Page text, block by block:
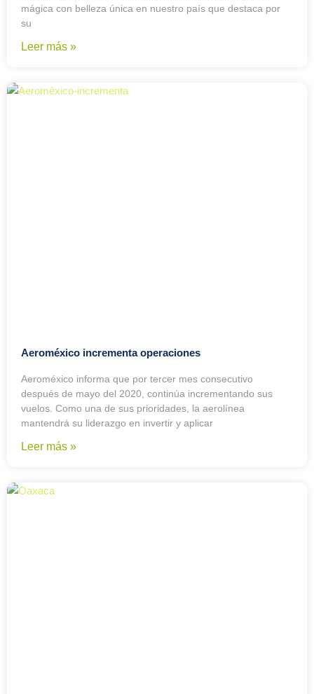
mágica con belleza única en nuestro país que destaca por
su
Leer más »
Aeroméxico incrementa operaciones
Aeroméxico informa que por tercer mes consecutivo
después de mayo del 2020, continúa incrementando sus
vuelos. Como una de sus prioridades, la aerolínea
mantendrá su liderazgo en invertir y aplicar
Leer más »